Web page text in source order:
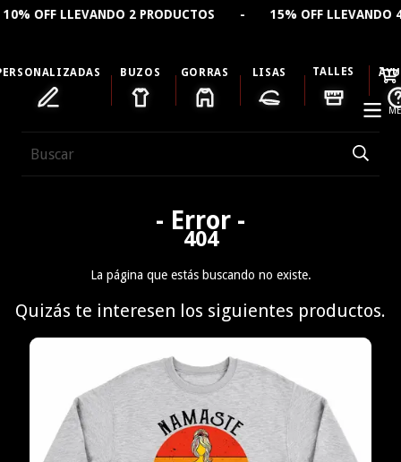
- 15% OFF LLEVANDO 4 PRODUCTOS - 🔥
BUZOS GORRAS LISAS TALLES
- Error -
404
La página que estás buscando no existe.
Quizás te interesen los siguientes productos.